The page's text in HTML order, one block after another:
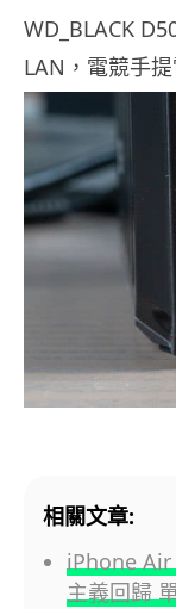
WD_BLACK
LAN，電競手
相關文章:
iPhone Air
主義回歸